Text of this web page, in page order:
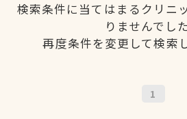
検索条件に当てはまるクリニ
りませんでした
再度条件を変更して検索
1